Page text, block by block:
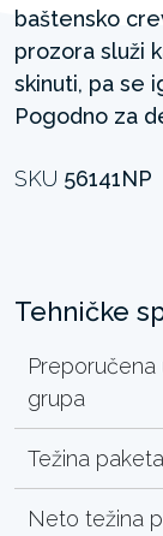
baštensko
prozora služi
skinuti, pa se
Pogodno za
SKU 56141NP
Tehničke
Preporučena
grupa
Težina
Neto težina